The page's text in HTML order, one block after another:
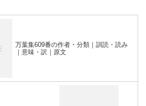
万葉集609番の作者・分類｜訓読・読み
｜意味・訳｜原文